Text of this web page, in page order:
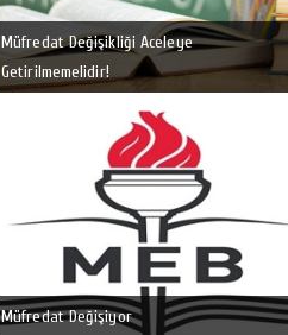
Müfredat Değişikliği Aceleye
Getirilmemelidir!
Müfredat Değişiyor